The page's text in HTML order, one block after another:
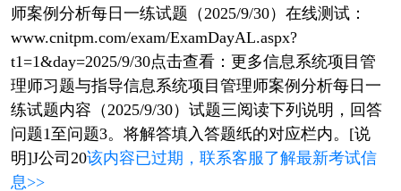
师案例分析每日一练试题（2025/9/30）在线测试：
www.cnitpm.com/exam/ExamDayAL.aspx?
t1=1&day=2025/9/30点击查看：更多信息系统项目管
理师习题与指导信息系统项目管理师案例分析每日一
练试题内容（2025/9/30）试题三阅读下列说明，回答
问题1至问题3。将解答填入答题纸的对应栏内。[说
明]J公司20该内容已过期，联系客服了解最新考试信
息>>